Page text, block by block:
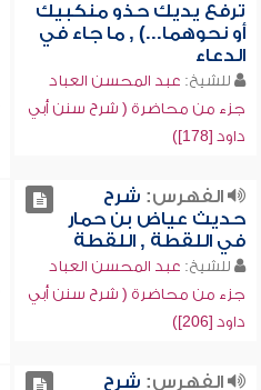
ترفع يديك حذو منكبيك
أو نحوهما...) , ما جاء في
الدعاء
للشيخ: عبد المحسن العباد
جزء من محاضرة ( شرح سنن أبي
داود [178])
الفهرس: شرح
حديث عياض بن حمار
في اللقطة , اللقطة
للشيخ: عبد المحسن العباد
جزء من محاضرة ( شرح سنن أبي
داود [206])
الفهرس: شرح